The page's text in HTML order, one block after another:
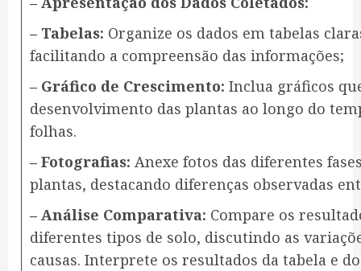
– Tabelas: Organize os dados em tabelas
facilitando a compreensão das informações;
– Gráfico de Crescimento: Inclua gráficos
desenvolvimento das plantas ao longo do
folhas.
– Fotografias: Anexe fotos das diferentes
plantas, destacando diferenças observadas
– Análise Comparativa: Compare os
diferentes tipos de solo, discutindo as
causas. Interprete os resultados da tabela e